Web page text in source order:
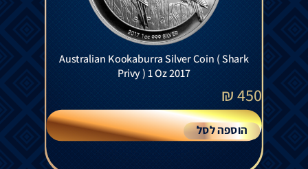
Australian Kookaburra Silver Coin ( Shark
Privy ) 1 Oz 2017
450
₪
הוספה לסל